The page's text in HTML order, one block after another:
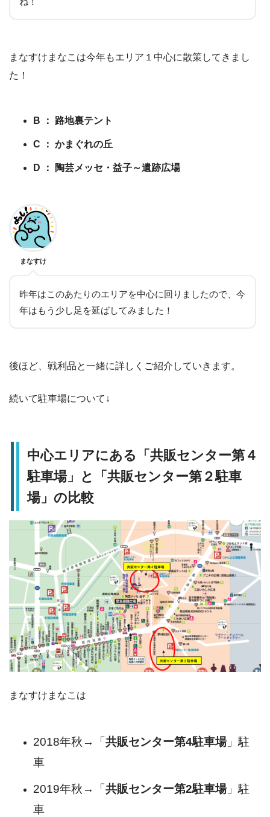
まなすけまなこは今年もエリア１中心に散策してきまし
た！
B ： 路地裏テント
C ： かまぐれの丘
D ： 陶芸メッセ・益子～遺跡広場
まなすけ
昨年はこのあたりのエリアを中心に回りましたので、今
年はもう少し足を延ばしてみました！
後ほど、戦利品と一緒に詳しくご紹介していきます。
続いて駐車場について↓
中心エリアにある「共販センター第４
駐車場」と「共販センター第２駐車
場」の比較
まなすけまなこは
2018年秋→「 共販センター第4駐車場」駐
車
2019年秋→「 共販センター第2駐車場」駐
車